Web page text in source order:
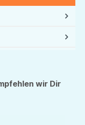
wir Dir